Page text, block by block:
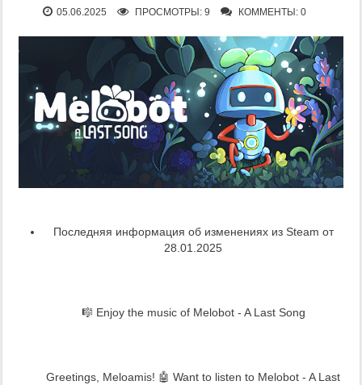
05.06.2025 ПРОСМОТРЫ: 9 КОММЕНТЫ: 0
Последняя информация об изменениях из Steam от
28.01.2025
🎼 Enjoy the music of Melobot - A Last Song
Greetings, Meloamis! 🤖 Want to listen to Melobot - A Last